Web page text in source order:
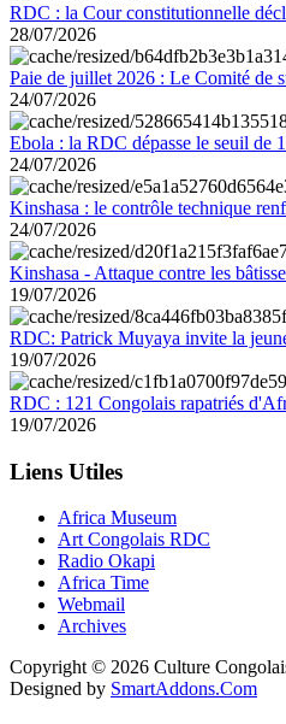
RDC : la Cour constitutionnelle
28/07/2026
Paie de juillet 2026 : Le Comité de
24/07/2026
Ebola : la RDC dépasse le seuil de
24/07/2026
Kinshasa : le contrôle technique
24/07/2026
Kinshasa - Attaque contre les
19/07/2026
RDC: Patrick Muyaya invite la
19/07/2026
RDC : 121 Congolais rapatriés
19/07/2026
Liens Utiles
Africa Museum
Art Congolais RDC
Radio Okapi
Africa Time
Webmail
Archives
Copyright © 2026 Culture
Designed by SmartAddons.Com